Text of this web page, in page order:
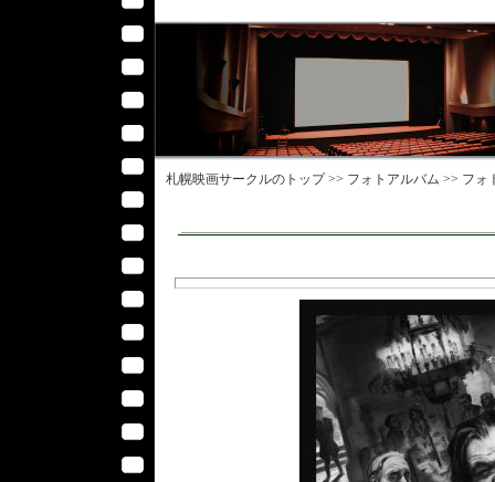
札幌映画サークルのトップ >> フォトアルバム >> フォ